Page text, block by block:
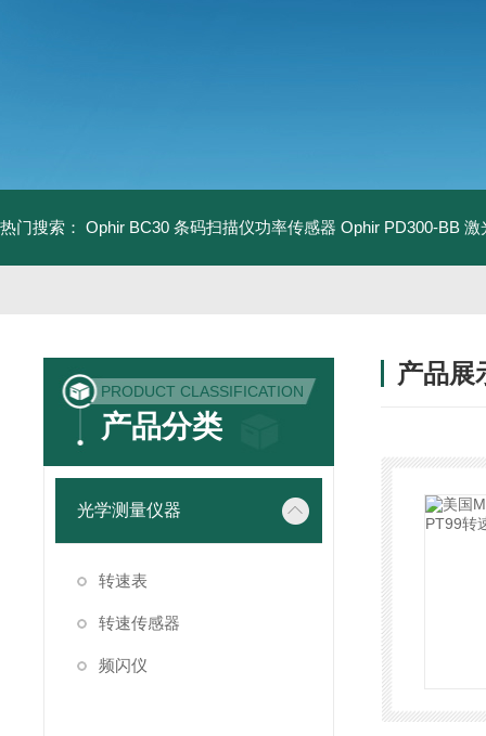
热门搜索： Ophir BC30 条码扫描仪功率传感器 Ophir PD300-BB
PRODUCT CLASSIFICATION
产品分类
光学测量仪器
转速表
转速传感器
频闪仪
产品展